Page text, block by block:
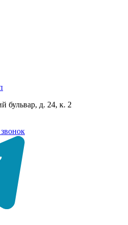
бульвар, д. 24, к. 2
звонок